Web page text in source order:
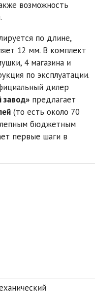
возможность
по длине,
12 мм. В комплект
4 магазина и
по эксплуатации.
дилер
завод» предлагает
(то есть около 70
бюджетным
первые шаги в